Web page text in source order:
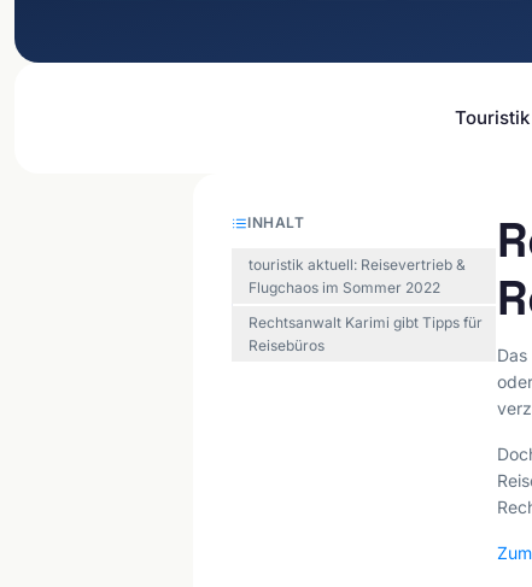
INHALT
touristik aktuell: Reisevertrieb &
Flugchaos im Sommer 2022
Rechtsanwalt Karimi gibt Tipps für
Reisebüros